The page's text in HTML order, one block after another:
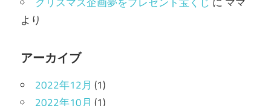
より
アーカイブ
2022年12月 (1)
2022年10月 (1)